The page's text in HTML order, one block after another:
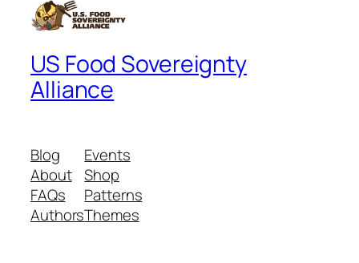
US Food Sovereignty
Alliance
Blog
About
FAQs
Authors
Events
Shop
Patterns
Themes